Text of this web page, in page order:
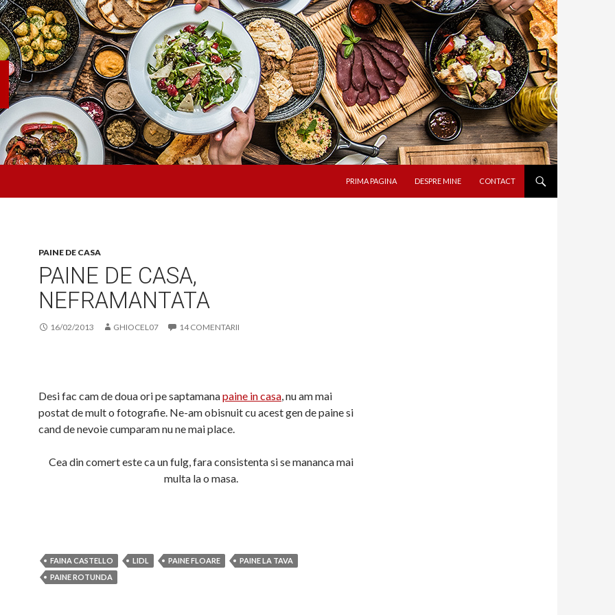
PRIMA PAGINA
DESPRE MINE CONTACT
PAINE DE CASA
PAINE DE CASA,
NEFRAMANTATA
16/02/2013 GHIOCEL07 14 COMENTARII
Desi fac cam de doua ori pe saptamanapaine in casa, nu am mai
postat de mult o fotografie. Ne-am obisnuit cu acest gen de paine si
cand de nevoie cumparam nu ne mai place.
Cea din comert este ca un fulg, fara consistenta si se mananca mai
multa la o masa.
FAINA CASTELLO LIDL PAINE FLOARE
PAINE LA TAVA
PAINE ROTUNDA